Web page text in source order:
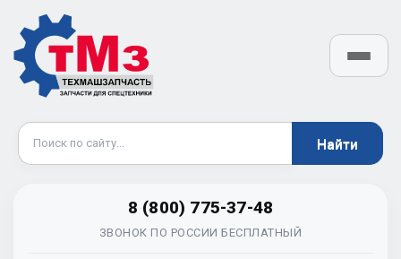
8 (800) 775-37-48
ЗВОНОК ПО РОССИИ БЕСПЛАТНЫЙ